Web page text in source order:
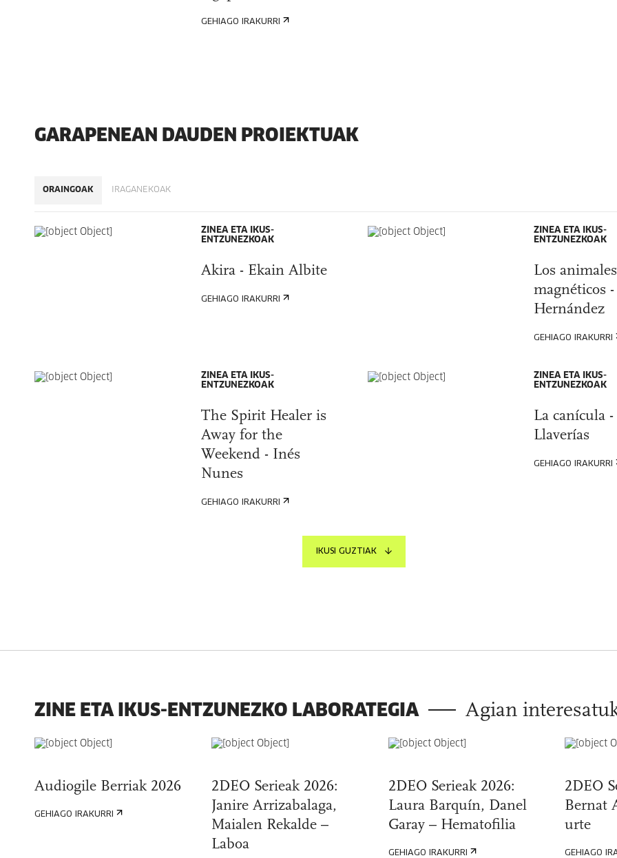
GEHIAGO IRAKURRI
GARAPENEAN DAUDEN PROIEKTUAK
ORAINGOAK IRAGANEKOAK
ZINEA ETA IKUS-
ENTZUNEZKOAK
Akira - Ekain Albite
GEHIAGO IRAKURRI
ZINEA ETA IKUS-
ENTZUNEZKOAK
Los animales
magnéticos -
Hernández
GEHIAGO IRAKURRI
ZINEA ETA IKUS-
ENTZUNEZKOAK
The Spirit Healer is
Away for the
Weekend - Inés
Nunes
GEHIAGO IRAKURRI
ZINEA ETA IKUS-
ENTZUNEZKOAK
La canícula -
Llaverías
GEHIAGO IRAKURRI
IKUSI GUZTIAK
ZINE ETA IKUS-ENTZUNEZKO LABORATEGIA Agian
Audiogile Berriak 2026
GEHIAGO IRAKURRI
2DEO Serieak 2026:
Janire Arrizabalaga,
Maialen Rekalde –
Laboa
2DEO Serieak 2026:
Laura Barquín, Danel
Garay – Hematofilia
GEHIAGO IRAKURRI
2DEO
Bernat
urte
GEHIAGO